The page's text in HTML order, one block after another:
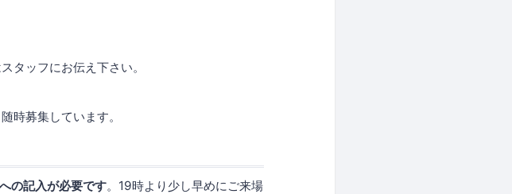
タッフにお伝え下さい。
時募集しています。
の記入が必要です。19時より少し早めにご来場